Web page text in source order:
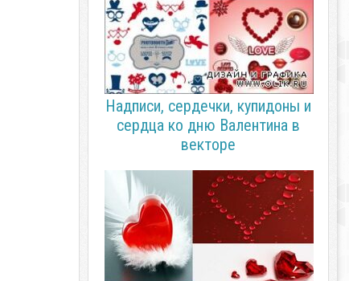
Надписи, сердечки, купидоны и
сердца ко дню Валентина в
векторе